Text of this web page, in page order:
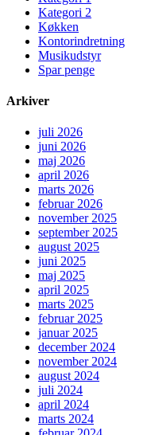
Kategori 2
Køkken
Kontorindretning
Musikudstyr
Spar penge
Arkiver
juli 2026
juni 2026
maj 2026
april 2026
marts 2026
februar 2026
november 2025
september 2025
august 2025
juni 2025
maj 2025
april 2025
marts 2025
februar 2025
januar 2025
december 2024
november 2024
august 2024
juli 2024
april 2024
marts 2024